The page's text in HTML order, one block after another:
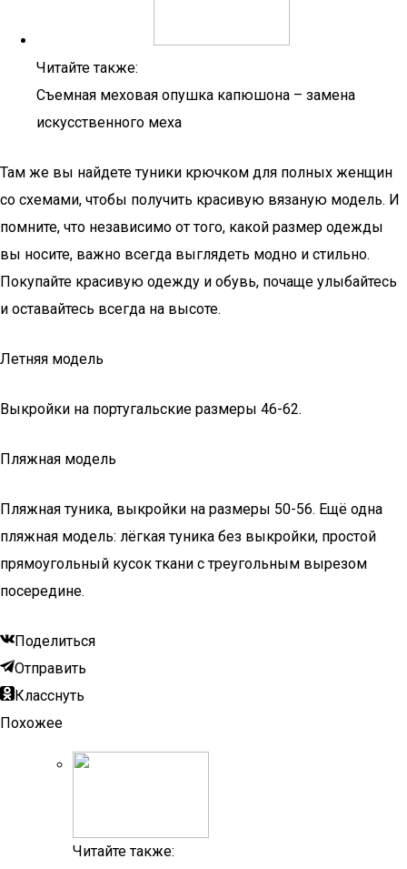
Читайте также:
Съемная меховая опушка капюшона – замена
искусственного меха
Там же вы найдете туники крючком для полных женщин
со схемами, чтобы получить красивую вязаную модель. И
помните, что независимо от того, какой размер одежды
вы носите, важно всегда выглядеть модно и стильно.
Покупайте красивую одежду и обувь, почаще улыбайтесь
и оставайтесь всегда на высоте.
Летняя модель
Выкройки на португальские размеры 46-62.
Пляжная модель
Пляжная туника, выкройки на размеры 50-56. Ещё одна
пляжная модель: лёгкая туника без выкройки, простой
прямоугольный кусок ткани с треугольным вырезом
посередине.
Поделиться
Отправить
Класснуть
Похожее
Читайте также: